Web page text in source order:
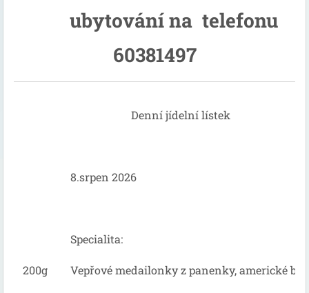
ubytování na telefonu
60381497
Denní jídelní lístek
8.srpen 2026
Specialita:
200g Vepřové medailonky z panenky, americké